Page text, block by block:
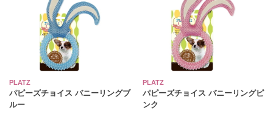
PLATZ
パピーズチョイス バニーリングブ
ルー
PLATZ
パピーズチョイス バニーリングピ
ンク